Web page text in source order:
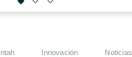
Innovación Noticias